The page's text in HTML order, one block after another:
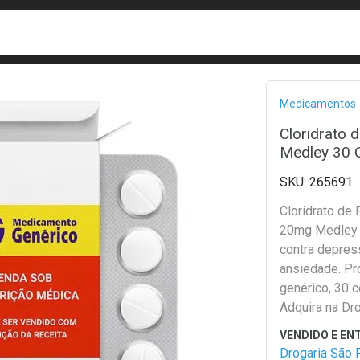
Medicamentos
Cloridrato
Medley 30
265691
Cloridrato de
20mg
contra
ansiedade.
genérico, 30
Adquira na
Paulo!
Drogaria São